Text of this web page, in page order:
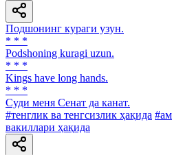
Подшонинг кураги узун.
* * *
Podshoning kuragi uzun.
* * *
Kings have long hands.
* * *
Суди меня Сенат да канат.
#тенглик ва тенгсизлик ҳақида
вакиллари ҳақида